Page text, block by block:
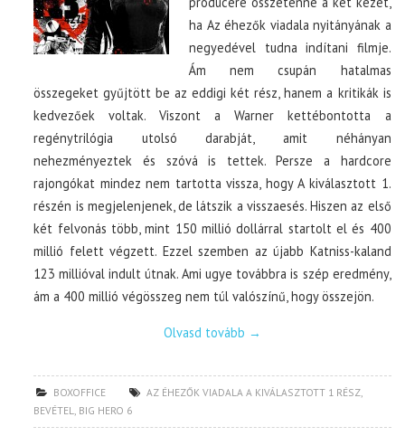
ha Az éhezők viadala nyitányának a
negyedével tudna indítani filmje.
Ám nem csupán hatalmas
összegeket gyűjtött be az eddigi két rész, hanem a kritikák is
kedvezőek voltak. Viszont a Warner kettébontotta a
regénytrilógia utolsó darabját, amit néhányan
nehezményeztek és szóvá is tettek. Persze a hardcore
rajongókat mindez nem tartotta vissza, hogy A kiválasztott 1.
részén is megjelenjenek, de látszik a visszaesés. Hiszen az első
két felvonás több, mint 150 millió dollárral startolt el és 400
millió felett végzett. Ezzel szemben az újabb Katniss-kaland
123 millióval indult útnak. Ami ugye továbbra is szép eredmény,
ám a 400 millió végösszeg nem túl valószínű, hogy összejön.
Olvasd tovább →
BOXOFFICE AZ ÉHEZŐK VIADALA A KIVÁLASZTOTT 1 RÉSZ,
BEVÉTEL, BIG HERO 6